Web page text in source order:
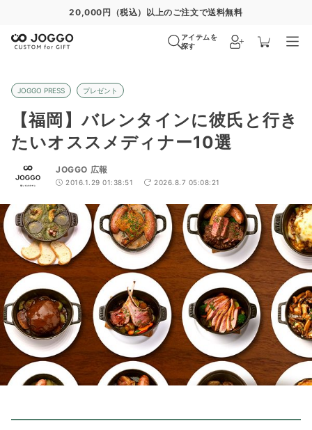
通常便 8/28 特急便 8/22 超特急便−
アイテムを
探す
JOGGO PRESS プレゼント
【福岡】バレンタインに彼氏と行き
たいオススメディナー10選
JOGGO 広報
2016.1.29 01:38:51 2026.8.7 05:08:21